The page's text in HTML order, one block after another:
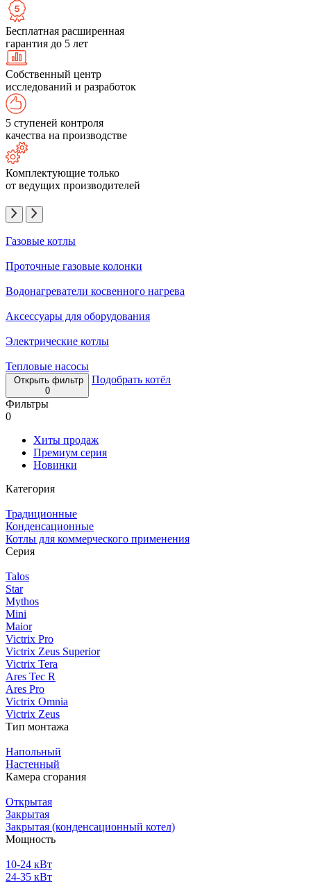
Бесплатная расширенная
гарантия до 5 лет
Собственный центр
исследований и разработок
5 ступеней контроля
качества на производстве
Комплектующие только
от ведущих производителей
Газовые котлы
Проточные газовые колонки
Водонагреватели косвенного нагрева
Аксессуары для оборудования
Электрические котлы
Тепловые насосы
Открыть фильтр
0
Подобрать котёл
Фильтры
0
Хиты продаж
Премиум серия
Новинки
Категория
Традиционные
Конденсационные
Котлы для коммерческого применения
Серия
Talos
Star
Mythos
Mini
Maior
Victrix Pro
Victrix Zeus Superior
Victrix Tera
Ares Tec R
Ares Pro
Victrix Omnia
Victrix Zeus
Тип монтажа
Напольный
Настенный
Камера сгорания
Открытая
Закрытая
Закрытая (конденсационный котел)
Мощность
10-24 кВт
24-35 кВт